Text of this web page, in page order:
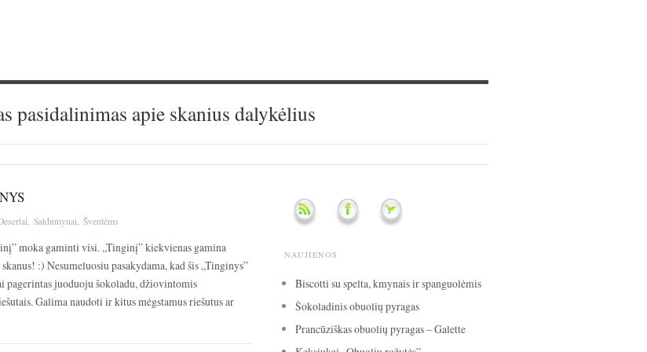
pasidalinimas apie skanius dalykėlius
, Saldumynai, Šventėms
moka gaminti visi. „Tinginį” kiekvienas gamina
:) Nesumeluosiu pasakydama, kad šis „Tinginys”
pagerintas juoduoju šokoladu, džiovintomis
Galima naudoti ir kitus mėgstamus riešutus ar
NAUJIENOS
Biscotti su spelta, kmynais ir spanguolėmis
Šokoladinis obuolių pyragas
Prancūziškas obuolių pyragas – Galette